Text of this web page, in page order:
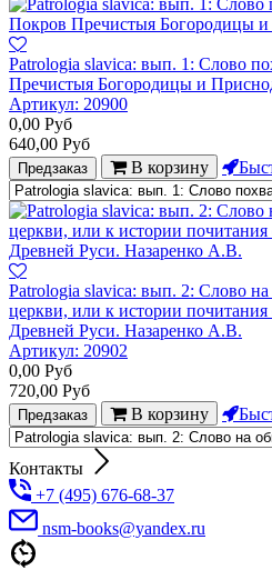
Patrologia slavica: вып. 1: Слово
Пречистыя Богородицы и
Артикул: 20900
0,00 Руб
640,00 Руб
Предзаказ В корзину
Patrologia slavica: вып. 2: Слово
церкви, или к истории
Древней Руси. Назаренко А.В.
Артикул: 20902
0,00 Руб
720,00 Руб
Предзаказ В корзину
Контакты
+7 (495) 676-68-37
nsm-books@yandex.ru